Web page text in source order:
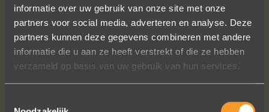
informatie over uw gebruik van onze site met onze
partners voor social media, adverteren en analyse. Deze
partners kunnen deze gegevens combineren met andere
informatie die u aan ze heeft verstrekt of die ze hebben
verzameld op basis van uw gebruik van hun services.
Sieraden online besteld: de ring is
Ik dank het hele team hartelijk voor dit